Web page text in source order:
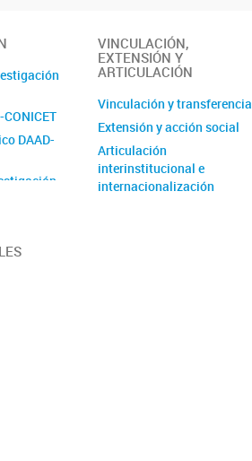
DAAD-
VINCULACIÓN,
EXTENSIÓN Y
ARTICULACIÓN
Vinculación y transferencia
Extensión y acción social
Articulación
interinstitucional e
internacionalización